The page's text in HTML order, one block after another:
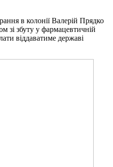
в колонії Валерій Прядко
зі збуту у фармацевтичній
віддаватиме державі